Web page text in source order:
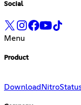
Social
Menu
Product
Download Nitro